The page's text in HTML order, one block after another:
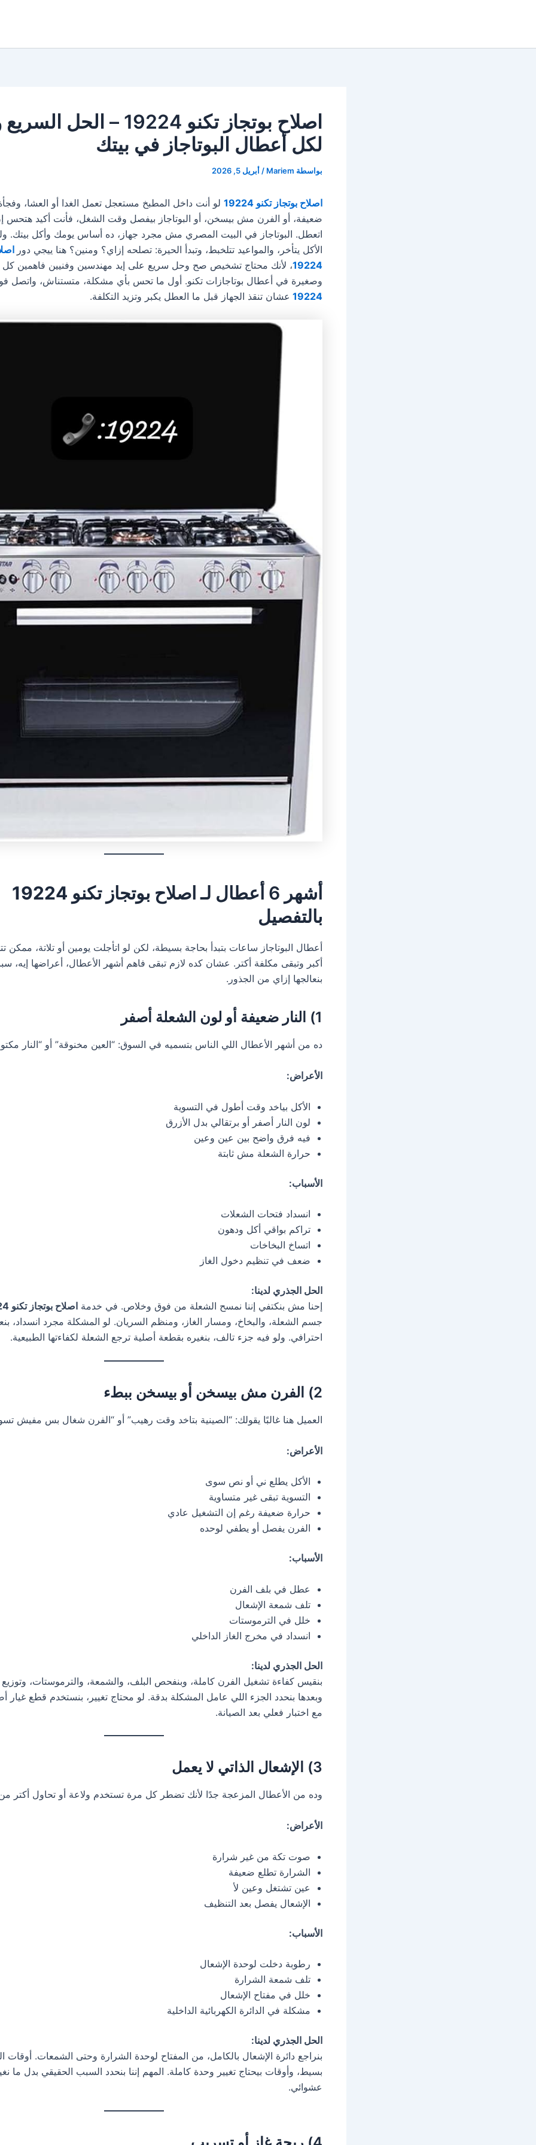
اصلاح بوتجاز تكنو 19224 – الحل
لكل أعطال البوتاجاز في بيتك
بواسطة Mariem
/ أبريل 5, 2026
اصلاح بوتجاز تكنو 19224
لو أنت داخل المطبخ مستعجل تعمل الغدا أو العشا، وفجأة
ضعيفة، أو الفرن مش بيسخن، أو البوتاجاز بيفصل وقت الشغل، فأنت أكيد هتحس
اتعطل. البوتاجاز في البيت المصري مش مجرد جهاز، ده أساس يومك وأكل بيتك.
الأكل يتأخر، والمواعيد تتلخبط، وتبدأ الحيرة: تصلحه إزاي؟ ومنين؟ هنا ييجي دور
19224، لأنك محتاج تشخيص صح وحل سريع على إيد مهندسين وفنيين فاهمين كل
وصغيرة في أعطال بوتاجازات تكنو. أول ما تحس بأي مشكلة، متستناش، واتصل
19224 عشان تنقذ الجهاز قبل ما العطل يكبر وتزيد التكلفة.
أشهر 6 أعطال لـ
اصلاح بوتجاز تكنو 19224
بالتفصيل
أعطال البوتاجاز ساعات بتبدأ بحاجة بسيطة، لكن لو اتأجلت يومين أو تلاتة، ممكن
أكبر وتبقى مكلفة أكتر. عشان كده لازم تبقى فاهم أشهر الأعطال، أعراضها إيه،
بنعالجها إزاي من الجذور.
1) النار ضعيفة أو لون الشعلة أصفر
ده من أشهر الأعطال اللي الناس بتسميه في السوق: “العين مخنوقة” أو “النار
الأعراض:
الأكل بياخد وقت أطول في التسوية
لون النار أصفر أو برتقالي بدل الأزرق
فيه فرق واضح بين عين وعين
حرارة الشعلة مش ثابتة
الأسباب:
انسداد فتحات الشعلات
تراكم بواقي أكل ودهون
اتساخ البخاخات
ضعف في تنظيم دخول الغاز
الحل الجذري لدينا:
إحنا مش بنكتفي إننا نمسح الشعلة من فوق وخلاص. في خدمة اصلاح بوتجاز تكنو 19224
جسم الشعلة، والبخاخ، ومسار الغاز، ومنظم السريان. لو المشكلة مجرد انسداد،
احترافي. ولو فيه جزء تالف، بنغيره بقطعة أصلية ترجع الشعلة لكفاءتها الطبيعية.
2) الفرن مش بيسخن أو بيسخن ببطء
العميل هنا غالبًا يقولك: “الصينية بتاخد وقت رهيب” أو “الفرن شغال بس مفيش
الأعراض:
الأكل يطلع ني أو نص سوى
التسوية تبقى غير متساوية
حرارة ضعيفة رغم إن التشغيل عادي
الفرن يفصل أو يطفي لوحده
الأسباب:
عطل في بلف الفرن
تلف شمعة الإشعال
خلل في الترموستات
انسداد في مخرج الغاز الداخلي
الحل الجذري لدينا:
بنقيس كفاءة تشغيل الفرن كاملة، وبنفحص البلف، والشمعة، والترموستات، وتوزيع
مع اختبار فعلي بعد الصيانة.
3) الإشعال الذاتي لا يعمل
وده من الأعطال المزعجة جدًا لأنك تضطر كل مرة تستخدم ولاعة أو تحاول أكتر
الأعراض:
صوت تكة من غير شرارة
الشرارة تطلع ضعيفة
عين تشتغل وعين لأ
الإشعال يفصل بعد التنظيف
الأسباب:
رطوبة دخلت لوحدة الإشعال
تلف شمعة الشرارة
خلل في مفتاح الإشعال
مشكلة في الدائرة الكهربائية الداخلية
الحل الجذري لدينا:
بنراجع دائرة الإشعال بالكامل، من المفتاح لوحدة الشرارة وحتى الشمعات. أوقات
بسيط، وأوقات بيحتاج تغيير وحدة كاملة. المهم إننا بنحدد السبب الحقيقي بدل ما
عشوائي.